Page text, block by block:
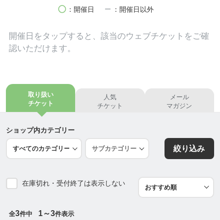
誰もが持つ自己治癒力（内なるドクター）を
どのように活かすかを知ってもらえるよう努めてい
●━━━━━━━━━━━━━━━━━━━━━━
【豊受クリニック】
電車：田園都市線「用賀駅」から徒歩８分
田園都市線・大井町線「二子玉川駅」から徒歩13分
バス：渋谷-二子玉川間・瀬田停留所下車、徒歩５分
世田谷区玉川台2-2-3 矢藤第三ビル1F
Tel 03-5797-2702 Fax 03-5797-2703【予約制】
●━━━━━━━━━━━━━━━━━━━━━━
circle ：開催日 remove ：開催日以外
開催日を タップすると、該当のウェブチケットをご確
認いただけます。
取り扱い
チケット
人気
チケット
メール
マガジン
ショップ内カテゴリー
絞り込み
在庫切れ・受付終了は表示しない
全3件中 1～3件表示